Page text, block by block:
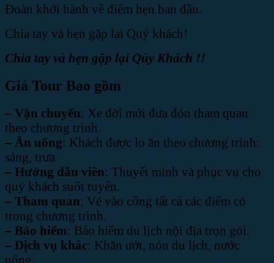
Đoàn khởi hành về điểm hẹn ban đầu.
Chia tay và hẹn gặp lại Quý khách!
Chia tay và hẹn gặp lại Qúy Khách !!
Giá Tour Bao gồm
– Vận chuyển: Xe đời mới đưa đón tham quan
theo chương trình.
– Ăn uống: Khách được lo ăn theo chương trình:
sáng, trưa
– Hướng dẫn viên: Thuyết minh và phục vụ cho
quý khách suốt tuyến.
– Tham quan: Vé vào cổng tất cả các điểm có
trong chương trình.
– Bảo hiểm: Bảo hiểm du lịch nội địa trọn gói.
– Dịch vụ khác: Khăn ướt, nón du lịch, nước
uống.